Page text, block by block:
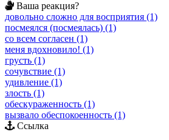
Ваша реакция?
довольно сложно для восприятия (1)
посмеялся (посмеялась) (1)
со всем согласен (1)
меня вдохновило! (1)
грусть (1)
сочувствие (1)
удивление (1)
злость (1)
обескураженность (1)
вызвало обеспокоенность (1)
Ссылка